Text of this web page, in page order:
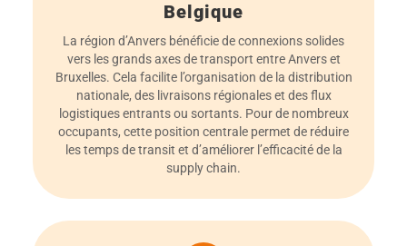
Belgique
La région d’Anvers bénéficie de connexions solides
vers les grands axes de transport entre Anvers et
Bruxelles. Cela facilite l’organisation de la distribution
nationale, des livraisons régionales et des flux
logistiques entrants ou sortants. Pour de nombreux
occupants, cette position centrale permet de réduire
les temps de transit et d’améliorer l’efficacité de la
supply chain.